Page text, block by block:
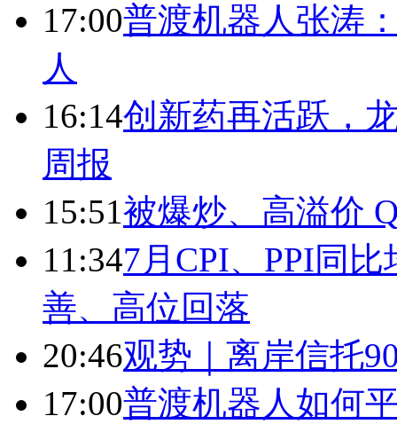
17:00普渡机器人张涛
人
16:14创新药再活跃，
周报
15:51被爆炒、高溢价
11:347月CPI、PPI同
善、高位回落
20:46观势｜离岸信托
17:00普渡机器人如何